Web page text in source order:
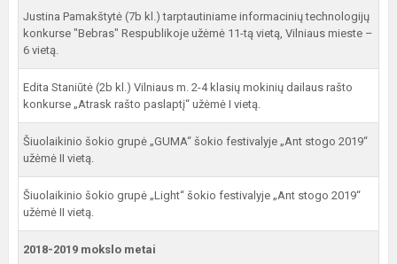
Justina Pamakštytė (7b kl.) tarptautiniame informacinių technologijų
konkurse "Bebras" Respublikoje užėmė 11-tą vietą, Vilniaus mieste –
6 vietą.
Edita Staniūtė (2b kl.) Vilniaus m. 2-4 klasių mokinių dailaus rašto
konkurse „Atrask rašto paslaptį“ užėmė I vietą.
Šiuolaikinio šokio grupė „GUMA“ šokio festivalyje „Ant stogo 2019“
užėmė II vietą.
Šiuolaikinio šokio grupė „Light“ šokio festivalyje „Ant stogo 2019“
užėmė II vietą.
2018-2019 mokslo metai